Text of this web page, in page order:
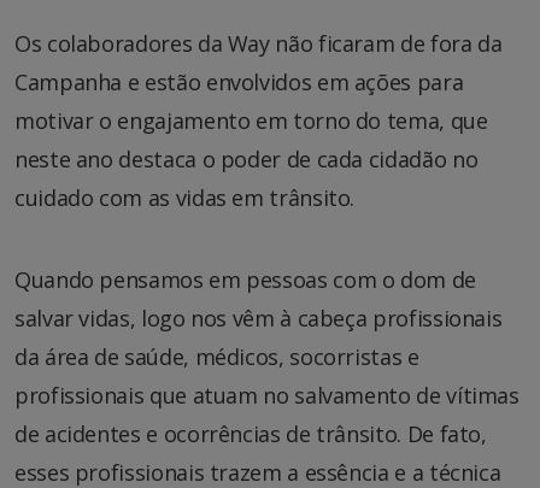
Os colaboradores da Way não ficaram de fora da
Campanha e estão envolvidos em ações para
motivar o engajamento em torno do tema, que
neste ano destaca o poder de cada cidadão no
cuidado com as vidas em trânsito.
Quando pensamos em pessoas com o dom de
salvar vidas, logo nos vêm à cabeça profissionais
da área de saúde, médicos, socorristas e
profissionais que atuam no salvamento de vítimas
de acidentes e ocorrências de trânsito. De fato,
esses profissionais trazem a essência e a técnica